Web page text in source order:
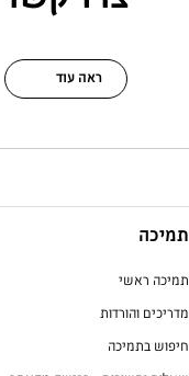
ראה עוד
תמיכה
תמיכה ראשי
מדריכים והורדות
חיפוש בתמיכה